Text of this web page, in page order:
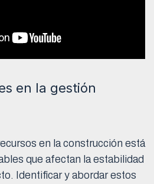
en la gestión
en la construcción está
que afectan la estabilidad
Identificar y abordar estos